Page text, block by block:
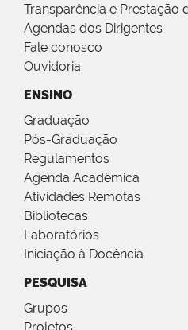
Transparência e Prestação
Agendas dos Dirigentes
Fale conosco
Ouvidoria
ENSINO
Graduação
Pós-Graduação
Regulamentos
Agenda Acadêmica
Atividades Remotas
Bibliotecas
Laboratórios
Iniciação à Docência
PESQUISA
Grupos